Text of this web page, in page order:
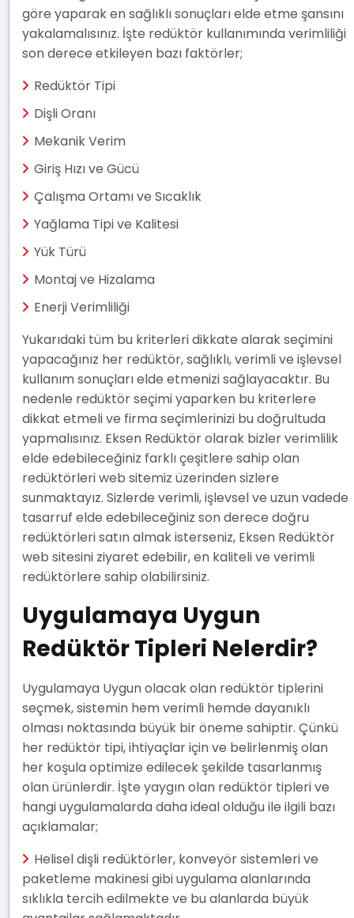
göre yaparak en sağlıklı sonuçları elde etme şansını
yakalamalısınız. İşte redüktör kullanımında verimliliği
son derece etkileyen bazı faktörler;
Redüktör Tipi
Dişli Oranı
Mekanik Verim
Giriş Hızı ve Gücü
Çalışma Ortamı ve Sıcaklık
Yağlama Tipi ve Kalitesi
Yük Türü
Montaj ve Hizalama
Enerji Verimliliği
Yukarıdaki tüm bu kriterleri dikkate alarak seçimini
yapacağınız her redüktör, sağlıklı, verimli ve işlevsel
kullanım sonuçları elde etmenizi sağlayacaktır. Bu
nedenle redüktör seçimi yaparken bu kriterlere
dikkat etmeli ve firma seçimlerinizi bu doğrultuda
yapmalısınız. Eksen Redüktör olarak bizler verimlilik
elde edebileceğiniz farklı çeşitlere sahip olan
redüktörleri web sitemiz üzerinden sizlere
sunmaktayız. Sizlerde verimli, işlevsel ve uzun vadede
tasarruf elde edebileceğiniz son derece doğru
redüktörleri satın almak isterseniz, Eksen Redüktör
web sitesini ziyaret edebilir, en kaliteli ve verimli
redüktörlere sahip olabilirsiniz.
Uygulamaya Uygun
Redüktör Tipleri Nelerdir?
Uygulamaya Uygun olacak olan redüktör tiplerini
seçmek, sistemin hem verimli hemde dayanıklı
olması noktasında büyük bir öneme sahiptir. Çünkü
her redüktör tipi, ihtiyaçlar için ve belirlenmiş olan
her koşula optimize edilecek şekilde tasarlanmış
olan ürünlerdir. İşte yaygın olan redüktör tipleri ve
hangi uygulamalarda daha ideal olduğu ile ilgili bazı
açıklamalar;
Helisel dişli redüktörler, konveyör sistemleri ve
paketleme makinesi gibi uygulama alanlarında
sıklıkla tercih edilmekte ve bu alanlarda büyük